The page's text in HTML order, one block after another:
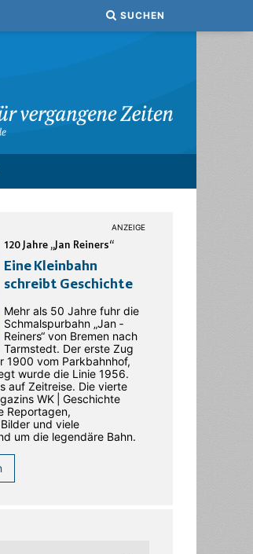
SUCHEN
120 Jahre „Jan Reiners“
Eine Kleinbahn
schreibt Geschichte
Mehr als 50 Jahre fuhr die
Schmalspurbahn „Jan ­
Reiners“ von Bremen nach
Tarmstedt. Der erste Zug
1900 vom Parkbahnhof,
wurde die Linie 1956.
auf Zeitreise. Die vierte
WK | Geschichte
Reportagen,
und viele
um die legendäre Bahn.